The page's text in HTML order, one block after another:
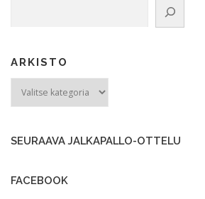
ARKISTO
SEURAAVA JALKAPALLO-OTTELU
FACEBOOK